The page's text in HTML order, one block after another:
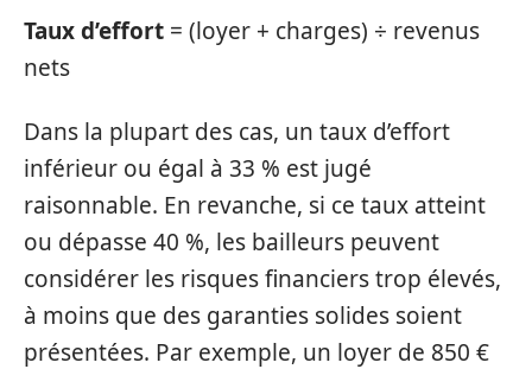
Taux d’effort = (loyer + charges) ÷ revenus
nets
Dans la plupart des cas, un taux d’effort
inférieur ou égal à 33 % est jugé
raisonnable. En revanche, si ce taux atteint
ou dépasse 40 %, les bailleurs peuvent
considérer les risques financiers trop élevés,
à moins que des garanties solides soient
présentées. Par exemple, un loyer de 850 €